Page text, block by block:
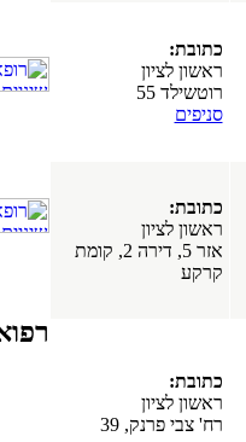
כתובת:
ראשון לציון
רוטשילד 55
סניפים
כתובת:
ראשון לציון
אזר 5, דירה 2, קומת
קרקע
כתובת:
ראשון לציון
רח' צבי פרנק, 39